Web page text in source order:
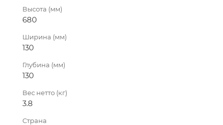
Высота (мм)
680
Ширина (мм)
130
Глубина (мм)
130
Вес нетто (кг)
3.8
Страна